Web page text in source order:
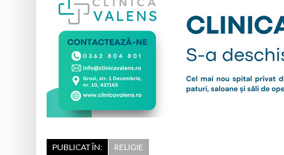
PUBLICAT ÎN:
RELIGIE